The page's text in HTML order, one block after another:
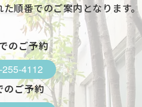
療 ※受付は終了時間の30分前で
順番でのご案内となります。
のご予約
4112
のご予約